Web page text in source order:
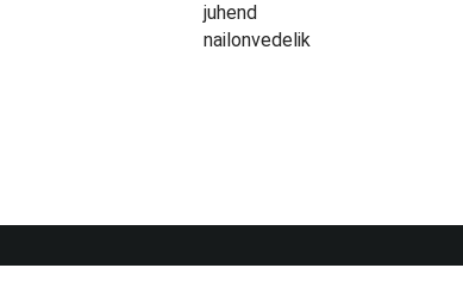
juhend
nailonvedelik